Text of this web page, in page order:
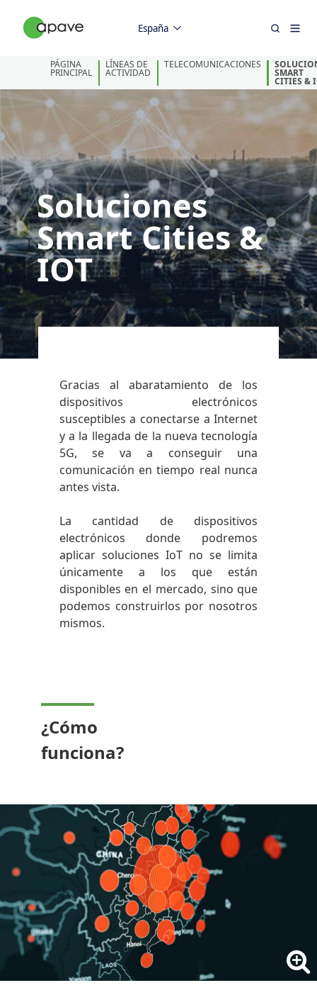
España
PÁGINA
PRINCIPAL
LÍNEAS DE
ACTIVIDAD
TELECOMUNICACIONES
SMART
CITIES &
Soluciones
Smart Cities &
IOT
Gracias al abaratamiento de los
dispositivos electrónicos
susceptibles a conectarse a Internet
y a la llegada de la nueva tecnología
5G, se va a conseguir una
comunicación en tiempo real nunca
antes vista.
La cantidad de dispositivos
electrónicos donde podremos
aplicar soluciones IoT no se limita
únicamente a los que están
disponibles en el mercado, sino que
podemos construirlos por nosotros
mismos.
¿Cómo
funciona?